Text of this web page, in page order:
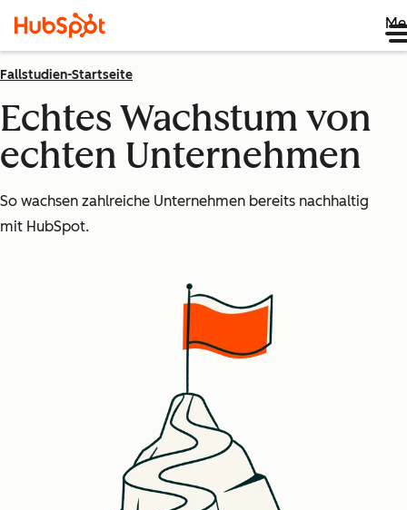
Fallstudien-Startseite
Echtes Wachstum von
echten Unternehmen
So wachsen zahlreiche Unternehmen bereits nachhaltig
mit HubSpot.